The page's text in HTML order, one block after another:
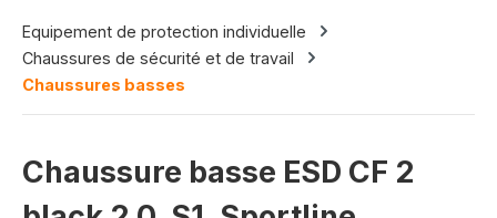
Equipement de protection individuelle
Chaussures de sécurité et de travail
Chaussures basses
Chaussure basse ESD CF 2